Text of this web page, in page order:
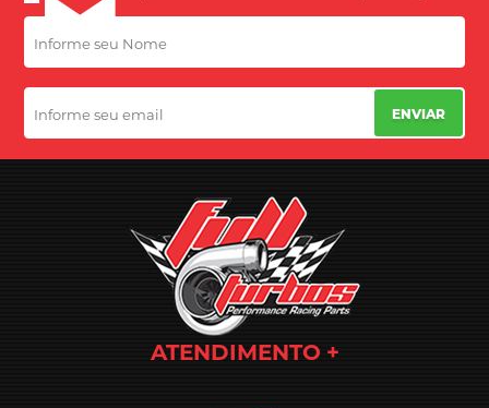
ENVIAR
ATENDIMENTO